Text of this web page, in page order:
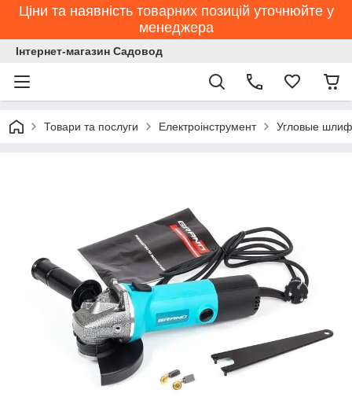
Ціни та наявність товарних позицій уточнюйте у
менеджера
Інтернет-магазин Садовод
Товари та послуги Електроінструмент Угловые